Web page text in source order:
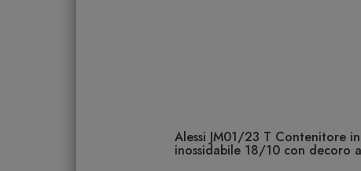
Alessi JM01/23 T Contenitore
inossidabile 18/10 con decoro